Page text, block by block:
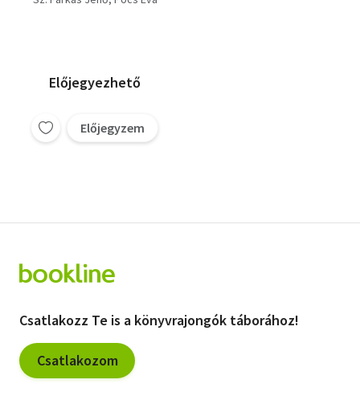
Előjegyezhető
Előjegyzem
Csatlakozz Te is a könyvrajongók táborához!
Csatlakozom